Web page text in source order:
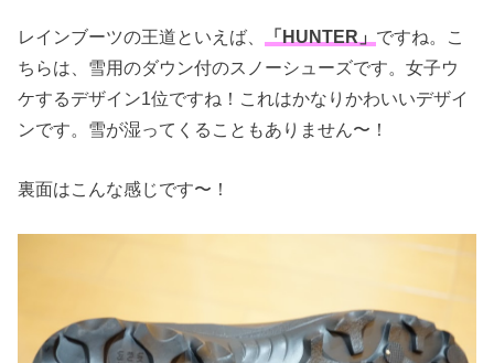
レインブーツの王道といえば、 「HUNTER」 ですね。こ
ちらは、雪用のダウン付のスノーシューズです。女子ウ
ケするデザイン1位ですね！これはかなりかわいいデザイ
ンです。雪が湿ってくることもありません〜！
裏面はこんな感じです〜！